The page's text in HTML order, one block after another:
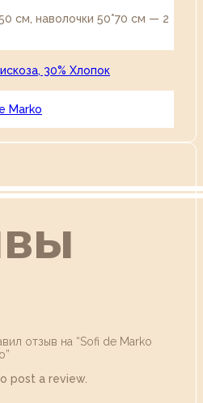
см, наволочки 50*70 см — 2
30% Хлопок
Marko
отзыв на “Sofi de Marko
post a review.